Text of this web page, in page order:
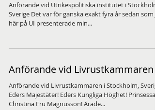
Anförande vid Utrikespolitiska institutet i
Sverige Det var för ganska exakt fyra år sedan som
här på UI presenterade min...
Anförande vid Livrustkammaren
Anförande vid Livrustkammaren i Stockholm,
Eders Majestäter! Eders Kungliga Höghet! Prinsessan
Christina Fru Magnusson! Ärade...